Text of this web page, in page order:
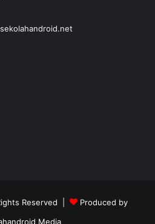
Reserved |
Produced by
Media